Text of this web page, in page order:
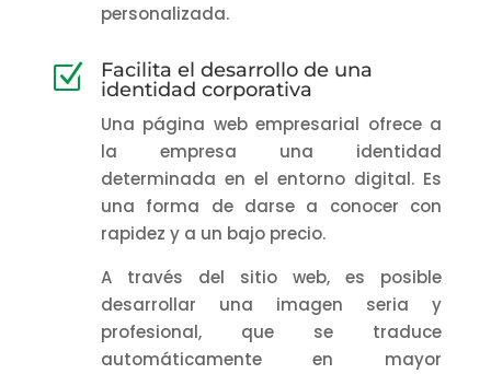
personalizada.
Z
Facilita el desarrollo de una
identidad corporativa
Una página web empresarial ofrece a
la empresa una identidad
determinada en el entorno digital. Es
una forma de darse a conocer con
rapidez y a un bajo precio.
A través del sitio web, es posible
desarrollar una imagen seria y
profesional, que se traduce
automáticamente en mayor